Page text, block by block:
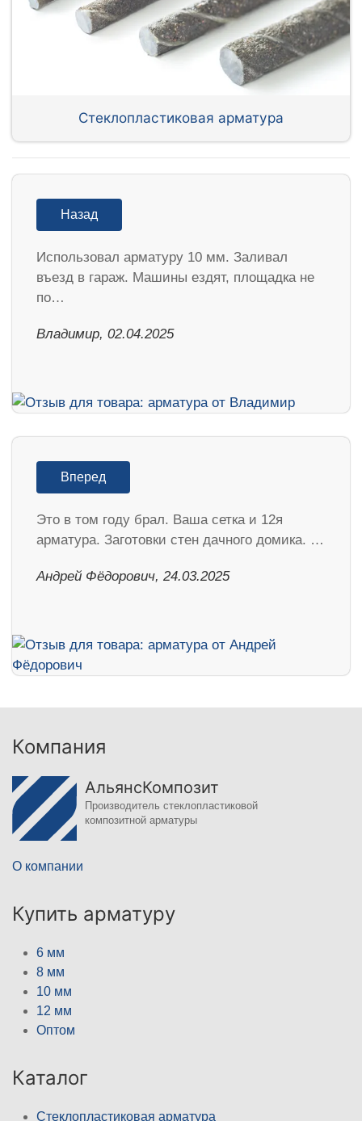
Стеклопластиковая арматура
Назад
Использовал арматуру 10 мм. Заливал
въезд в гараж. Машины ездят, площадка не
по…
Владимир, 02.04.2025
Вперед
Это в том году брал. Ваша сетка и 12я
арматура. Заготовки стен дачного домика. …
Андрей Фёдорович, 24.03.2025
Компания
АльянсКомпозит
Производитель стеклопластиковой
композитной арматуры
О компании
Купить арматуру
6 мм
8 мм
10 мм
12 мм
Оптом
Каталог
Стеклопластиковая арматура